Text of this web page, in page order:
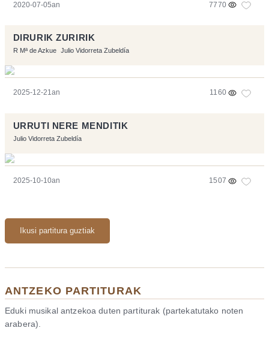
2020-07-05an 7770
DIRURIK ZURIRIK
R Mª de Azkue Julio Vidorreta Zubeldía
2025-12-21an 1160
URRUTI NERE MENDITIK
Julio Vidorreta Zubeldía
2025-10-10an 1507
Ikusi partitura guztiak
ANTZEKO PARTITURAK
Eduki musikal antzekoa duten partiturak (partekatutako noten
arabera).